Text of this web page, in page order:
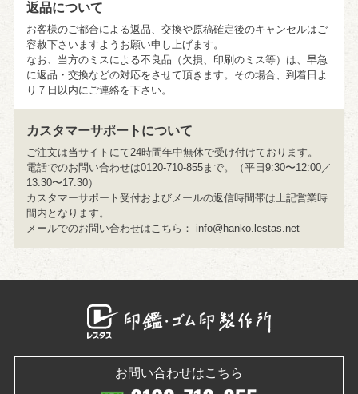
返品について
お客様のご都合による返品、交換や原稿確定後のキャンセルはご
容赦下さいますようお願い申し上げます。
なお、当方のミスによる不良品（欠損、印刷のミス等）は、早急
に返品・交換などの対応をさせて頂きます。その場合、到着日よ
り７日以内にご連絡を下さい。
カスタマーサポートについて
ご注文は当サイトにて24時間年中無休で受け付けております。
電話でのお問い合わせは0120-710-855まで。（平日9:30〜12:00／
13:30〜17:30）
カスタマーサポート受付およびメールの返信時間帯は上記営業時
間内となります。
メールでのお問い合わせはこちら： info@hanko.lestas.net
お問い合わせはこちら